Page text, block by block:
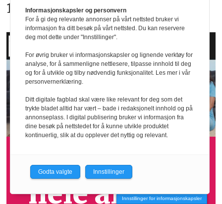
15 år
Få tilgang til
hele arkivet
Innstillinger for informasjonskapsler
Informasjonskapsler og personvern
For å gi deg relevante annonser på vårt nettsted bruker vi
informasjon fra ditt besøk på vårt nettsted. Du kan reservere
deg mot dette under "Innstillinger".
For øvrig bruker vi informasjonskapsler og lignende verktøy for
analyse, for å sammenligne nettlesere, tilpasse innhold til deg
og for å utvikle og tilby nødvendig funksjonalitet. Les mer i vår
personvernerklæring.
Ditt digitale fagblad skal være like relevant for deg som det
trykte bladet alltid har vært – bade i redaksjonelt innhold og på
annonseplass. I digital publisering bruker vi informasjon fra
dine besøk på nettstedet for å kunne utvikle produktet
kontinuerlig, slik at du opplever det nyttig og relevant.
Godta valgte Innstillinger